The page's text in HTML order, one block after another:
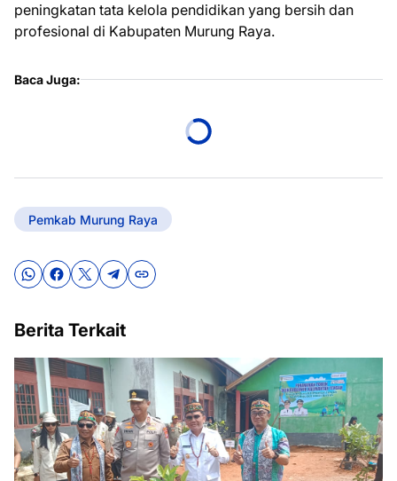
peningkatan tata kelola pendidikan yang bersih dan
profesional di Kabupaten Murung Raya.
Baca Juga:
Pemkab Murung Raya
Berita Terkait